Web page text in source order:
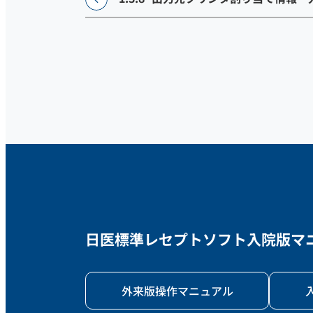
日医標準レセプトソフト入院版マ
外来版操作マニュアル